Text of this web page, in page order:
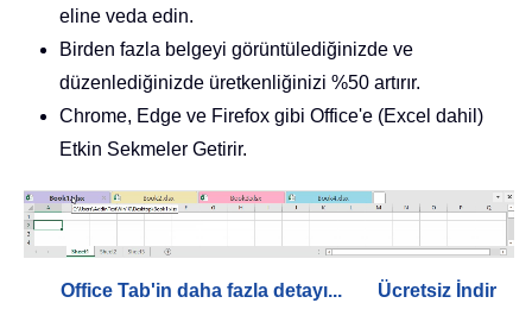
eline veda edin.
Birden fazla belgeyi görüntülediğinizde ve
düzenlediğinizde üretkenliğinizi %50 artırır.
Chrome, Edge ve Firefox gibi Office'e (Excel dahil)
Etkin Sekmeler Getirir.
Office Tab'in daha fazla detayı... Ücretsiz İndir